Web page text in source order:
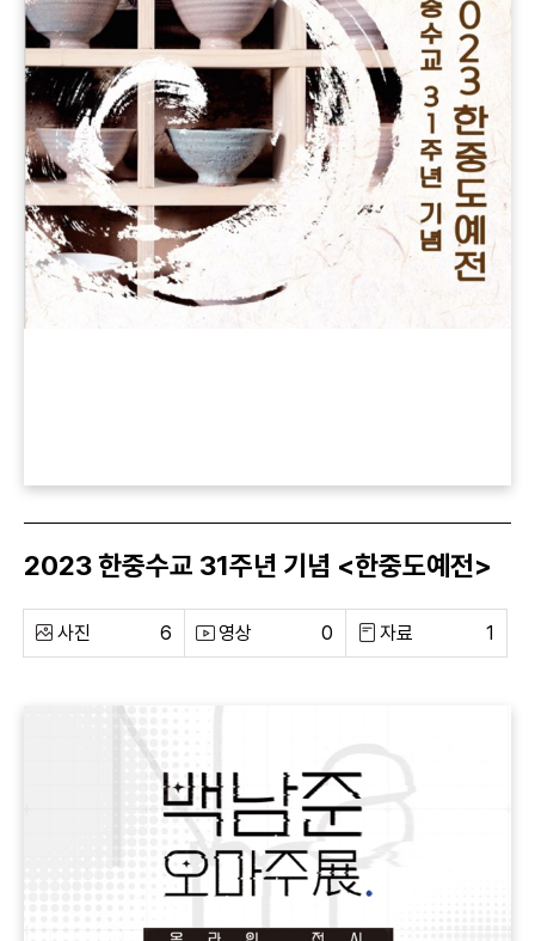
2023 한중수교 31주년 기념 <한중도예전>
사진 6 영상 0 자료 1